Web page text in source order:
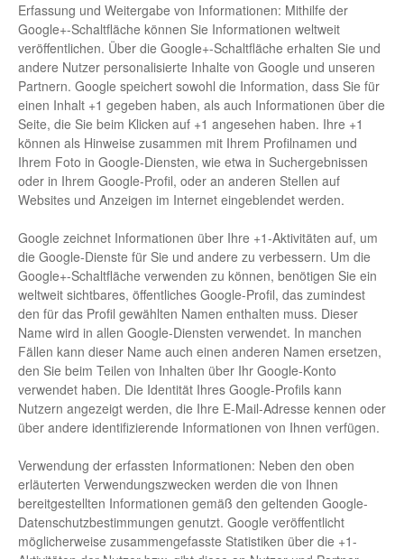
Erfassung und Weitergabe von Informationen: Mithilfe der
Google+-Schaltfläche können Sie Informationen weltweit
veröffentlichen. Über die Google+-Schaltfläche erhalten Sie und
andere Nutzer personalisierte Inhalte von Google und unseren
Partnern. Google speichert sowohl die Information, dass Sie für
einen Inhalt +1 gegeben haben, als auch Informationen über die
Seite, die Sie beim Klicken auf +1 angesehen haben. Ihre +1
können als Hinweise zusammen mit Ihrem Profilnamen und
Ihrem Foto in Google-Diensten, wie etwa in Suchergebnissen
oder in Ihrem Google-Profil, oder an anderen Stellen auf
Websites und Anzeigen im Internet eingeblendet werden.
Google zeichnet Informationen über Ihre +1-Aktivitäten auf, um
die Google-Dienste für Sie und andere zu verbessern. Um die
Google+-Schaltfläche verwenden zu können, benötigen Sie ein
weltweit sichtbares, öffentliches Google-Profil, das zumindest
den für das Profil gewählten Namen enthalten muss. Dieser
Name wird in allen Google-Diensten verwendet. In manchen
Fällen kann dieser Name auch einen anderen Namen ersetzen,
den Sie beim Teilen von Inhalten über Ihr Google-Konto
verwendet haben. Die Identität Ihres Google-Profils kann
Nutzern angezeigt werden, die Ihre E-Mail-Adresse kennen oder
über andere identifizierende Informationen von Ihnen verfügen.
Verwendung der erfassten Informationen: Neben den oben
erläuterten Verwendungszwecken werden die von Ihnen
bereitgestellten Informationen gemäß den geltenden Google-
Datenschutzbestimmungen genutzt. Google veröffentlicht
möglicherweise zusammengefasste Statistiken über die +1-